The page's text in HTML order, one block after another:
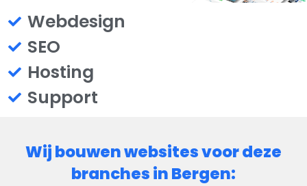
Webdesign
SEO
Hosting
Support
Wij bouwen websites voor deze
branches in Bergen: